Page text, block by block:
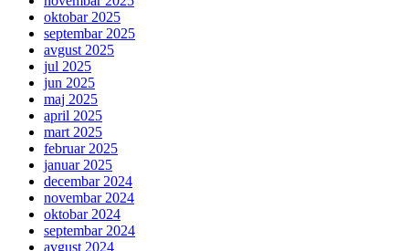
oktobar 2025
septembar 2025
avgust 2025
jul 2025
jun 2025
maj 2025
april 2025
mart 2025
februar 2025
januar 2025
decembar 2024
novembar 2024
oktobar 2024
septembar 2024
avgust 2024